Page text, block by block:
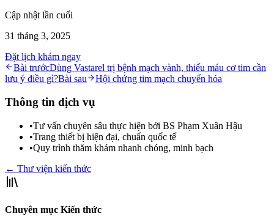
Cập nhật lần cuối
31 tháng 3, 2025
Đặt lịch khám ngay
Bài trướcDùng Vastarel trị bệnh mạch vành, thiếu máu cơ tim cần
lưu ý điều gì?Bài sau Hội chứng tim mạch chuyển hóa
Thông tin dịch vụ
•Tư vấn chuyên sâu thực hiện bởi BS Phạm Xuân Hậu
•Trang thiết bị hiện đại, chuẩn quốc tế
•Quy trình thăm khám nhanh chóng, minh bạch
← Thư viện kiến thức
Chuyên mục Kiến thức